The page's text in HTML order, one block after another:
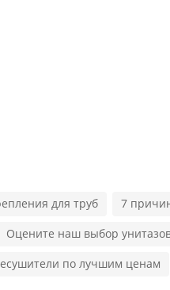
для труб
7
Оцените наш выбор
по лучшим ценам